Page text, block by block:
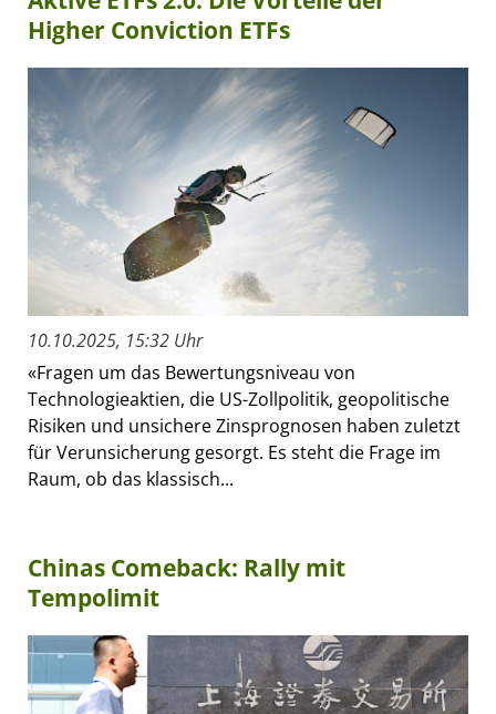
Higher Conviction ETFs
10.10.2025, 15:32 Uhr
«Fragen um das Bewertungsniveau von
Technologieaktien, die US-Zollpolitik, geopolitische
Risiken und unsichere Zinsprognosen haben zuletzt
für Verunsicherung gesorgt. Es steht die Frage im
Raum, ob das klassisch...
Chinas Comeback: Rally mit
Tempolimit